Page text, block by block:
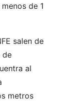
de 1
salen de
de
al
metros